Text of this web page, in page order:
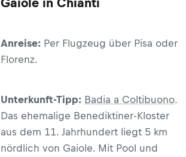
Anreise: Per Flugzeug über Pisa oder
Florenz.
Unterkunft-Tipp: Badia a Coltibuono.
Das ehemalige Benediktiner-Kloster
aus dem 11. Jahrhundert liegt 5 km
nördlich von Gaiole. Mit Pool und